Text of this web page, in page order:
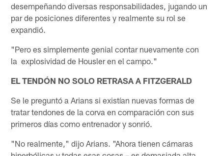
desempeñando diversas responsabilidades, jugando un
par de posiciones diferentes y realmente su rol se
expandió.
"Pero es simplemente genial contar nuevamente con
la explosividad de Housler en el campo."
EL TENDÓN NO SOLO RETRASA A FITZGERALD
Se le preguntó a Arians si existían nuevas formas de
tratar tendones de la corva en comparación con sus
primeros días como entrenador y sonrió.
"No realmente," dijo Arians. "Ahora tienen cámaras